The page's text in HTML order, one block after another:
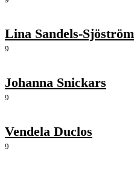
Lina Sandels-Sjöström
9
Johanna Snickars
9
Vendela Duclos
9